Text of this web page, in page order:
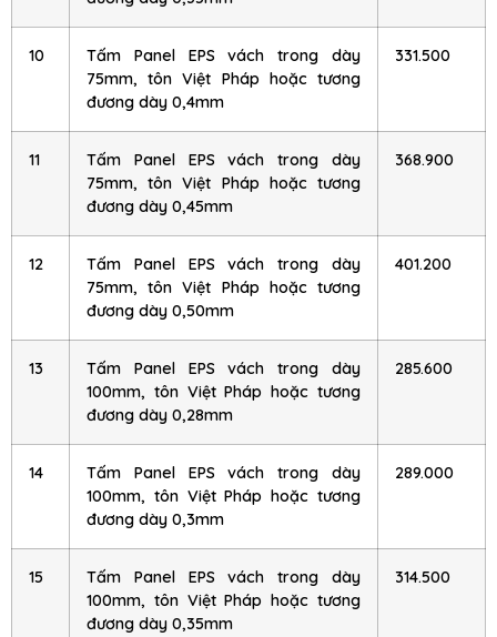
10
Tấm Panel EPS vách trong dày
75mm, tôn Việt Pháp hoặc tương
đương dày 0,4mm
331.500
11
Tấm Panel EPS vách trong dày
75mm, tôn Việt Pháp hoặc tương
đương dày 0,45mm
368.900
12
Tấm Panel EPS vách trong dày
75mm, tôn Việt Pháp hoặc tương
đương dày 0,50mm
401.200
13
Tấm Panel EPS vách trong dày
100mm, tôn Việt Pháp hoặc tương
đương dày 0,28mm
285.600
14
Tấm Panel EPS vách trong dày
100mm, tôn Việt Pháp hoặc tương
đương dày 0,3mm
289.000
15
Tấm Panel EPS vách trong dày
100mm, tôn Việt Pháp hoặc tương
đương dày 0,35mm
314.500